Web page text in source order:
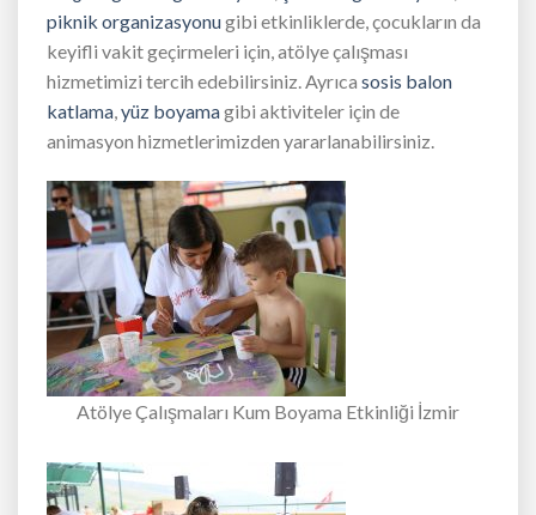
piknik organizasyonugibi etkinliklerde, çocukların da
keyifli vakit geçirmeleri için, atölye çalışması
hizmetimizi tercih edebilirsiniz. Ayrıca sosis balon
katlama yüz boyamagibi aktiviteler için de
animasyon hizmetlerimizden yararlanabilirsiniz.
Atölye Çalışmaları Kum Boyama Etkinliği İzmir